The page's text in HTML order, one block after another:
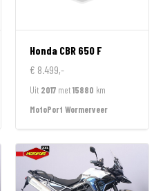
Honda CBR 650 F
€ 8.499,-
Uit 2017 met15880 km
MotoPort Wormerveer